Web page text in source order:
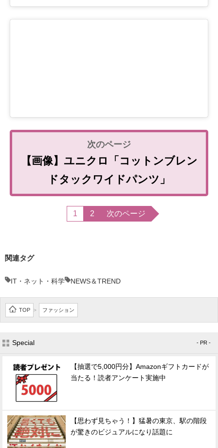
【画像】ユニクロ「コットンブレン
ドタックワイドパンツ」
1 2 次のページ
関連タグ
IT・ネット・科学 NEWS＆TREND
TOP > ファッション
Special - PR -
【抽選で5,000円分】Amazonギフトカードが
当たる！読者アンケート実施中
【思わず見ちゃう！】猛暑の東京、駅の階段
が驚きのビジュアルになり話題に